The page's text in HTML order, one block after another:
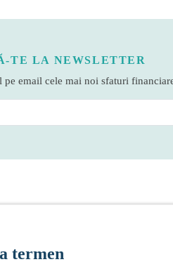
TE LA NEWSLETTER
pe email cele mai noi sfaturi
termen